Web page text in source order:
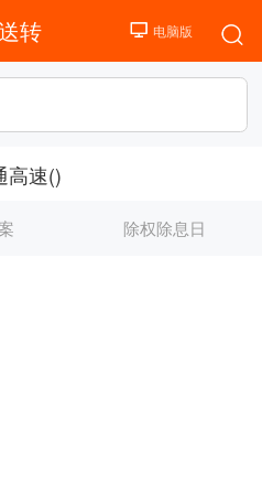
转
高速()
除权除息日